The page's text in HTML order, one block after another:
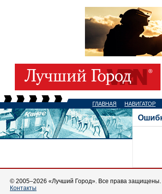
ГЛАВНАЯ НАВИГАТОР
© 2005–2026 «Лучший Город». Все права защищены.
Контакты